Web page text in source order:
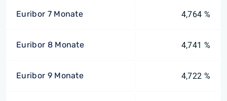
Euribor 7 Monate 4,764 %
Euribor 8 Monate 4,741 %
Euribor 9 Monate 4,722 %